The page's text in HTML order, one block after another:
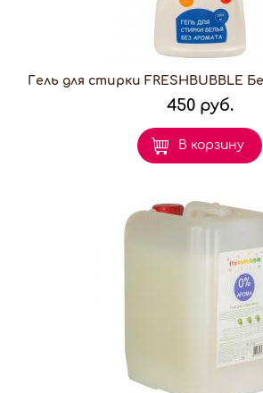
Гель для стирки FRESHBUBBLE
450 руб.
В корзину